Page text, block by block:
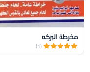
مخرطة البركه
(1)